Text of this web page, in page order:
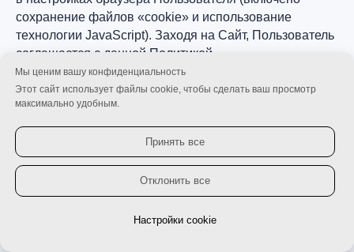
сохранение файлов «cookie» и использование
технологии JavaScript). Заходя на Сайт, Пользователь
соглашается с данной Политикой
конфиденциальности.
5. Способы и сроки обработки персональной
информации
5.1. Обработка персональных данных Пользователя
осуществляется без ограничения срока, любым
законным способом, в том числе в информационных
системах персональных данных с использованием
Мы ценим вашу конфиденциальность
Этот сайт использует файлы cookie, чтобы сделать ваш просмотр
максимально удобным.
Принять все
Отклонить все
Настройки cookie